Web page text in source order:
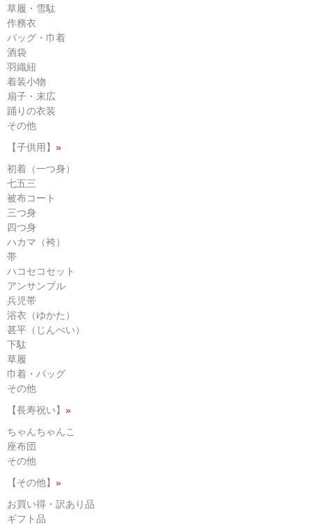
草履・雪駄
作務衣
バッグ・巾着
酒袋
羽織紐
着装小物
扇子・末広
踊りの衣装
その他
【子供用】 »
初着（一つ身）
七五三
被布コート
三つ身
四つ身
ハカマ（袴）
帯
ハコセコセット
アンサンブル
兵児帯
浴衣（ゆかた）
甚平（じんべい）
下駄
草履
巾着・バッグ
その他
【長寿祝い】 »
ちゃんちゃんこ
座布団
その他
【その他】 »
お買い得・訳あり品
ギフト品